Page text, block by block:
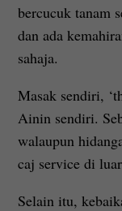
bercucuk tanam
dan ada
sahaja.
Masak sendiri,
Ainin sendiri.
walaupun
caj service di
Selain itu,